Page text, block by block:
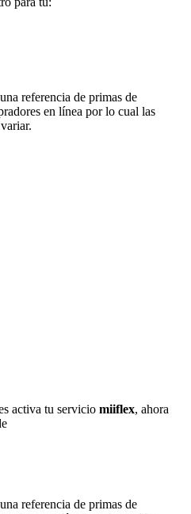
referencia de primas de
en línea por lo cual las
activa tu servicio miiflex, ahora
referencia de primas de